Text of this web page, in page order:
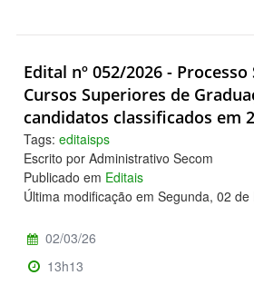
Edital nº 052/2026 -
Cursos Superiores de
candidatos classificados em
Tags: editaisps
Escrito por Administrativo Secom
Publicado em Editais
Última modificação em Segunda, 02
02/03/26
13h13